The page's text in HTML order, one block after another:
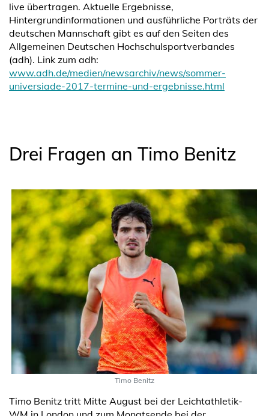
live übertragen. Aktuelle Ergebnisse,
Hintergrundinformationen und ausführliche Porträts der
deutschen Mannschaft gibt es auf den Seiten des
Allgemeinen Deutschen Hochschulsportverbandes
(adh). Link zum adh:
www.adh.de/medien/newsarchiv/news/sommer-
universiade-2017-termine-und-ergebnisse.html
Drei Fragen an Timo Benitz
Timo Benitz
Timo Benitz tritt Mitte August bei der Leichtathletik-